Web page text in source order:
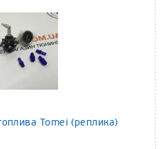
Tomei (реплика)